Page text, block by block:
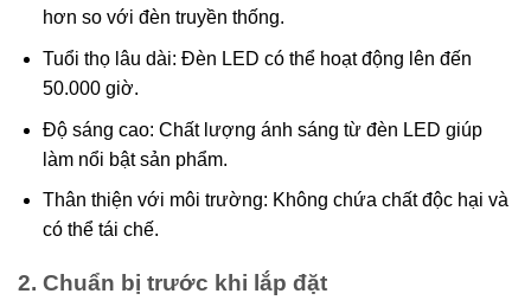
hơn so với đèn truyền thống.
Tuổi thọ lâu dài: Đèn LED có thể hoạt động lên đến
50.000 giờ.
Độ sáng cao: Chất lượng ánh sáng từ đèn LED giúp
làm nổi bật sản phẩm.
Thân thiện với môi trường: Không chứa chất độc hại và
có thể tái chế.
2. Chuẩn bị trước khi lắp đặt